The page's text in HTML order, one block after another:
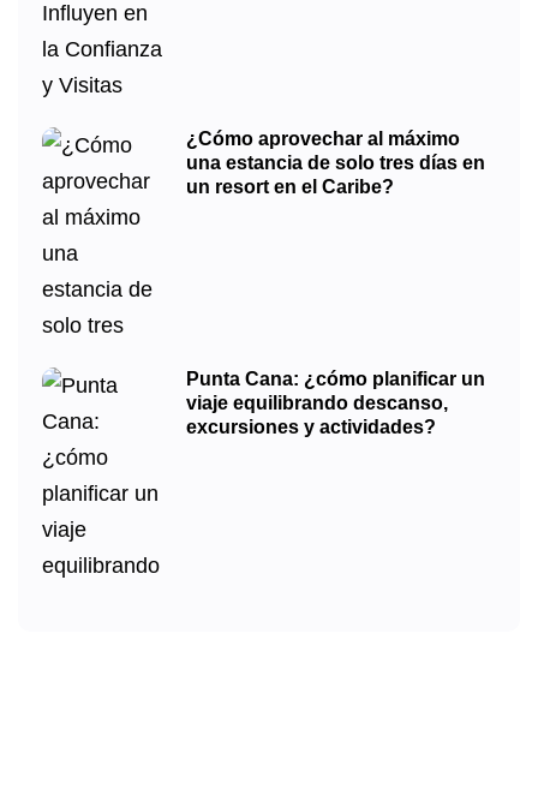
¿Cómo aprovechar al máximo
una estancia de solo tres días en
un resort en el Caribe?
Punta Cana: ¿cómo planificar un
viaje equilibrando descanso,
excursiones y actividades?